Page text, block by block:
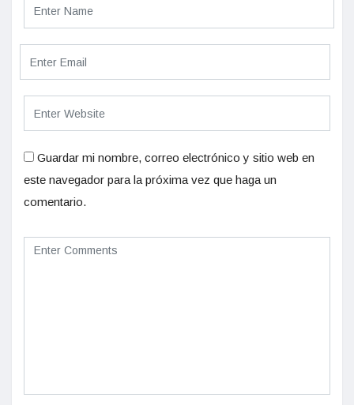
Guardar mi nombre, correo electrónico y sitio web en
este navegador para la próxima vez que haga un
comentario.